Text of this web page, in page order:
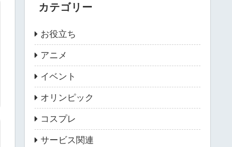
カテゴリー
お役立ち
アニメ
イベント
オリンピック
コスプレ
サービス関連